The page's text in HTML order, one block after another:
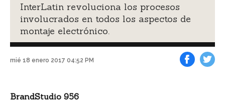
InterLatin revoluciona los procesos
involucrados en todos los aspectos de
montaje electrónico.
mié 18 enero 2017 04:52 PM
BrandStudio 956